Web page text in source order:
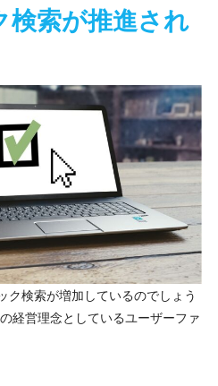
検索が推進され
ク検索が増加しているのでしょう
営理念としているユーザーファ